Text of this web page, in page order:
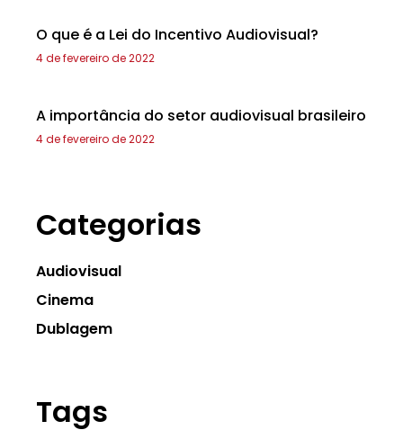
O que é a Lei do Incentivo Audiovisual?
4 de fevereiro de 2022
A importância do setor audiovisual brasileiro
4 de fevereiro de 2022
Categorias
Audiovisual
Cinema
Dublagem
Tags